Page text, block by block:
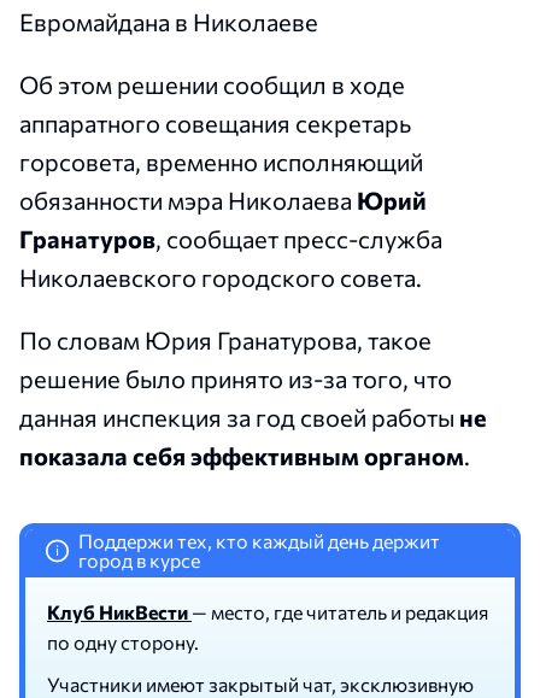
Евромайдана в Николаеве
Об этом решении сообщил в ходе
аппаратного совещания секретарь
горсовета, временно исполняющий
обязанности мэра Николаева Юрий
Гранатуров, сообщает пресс-служба
Николаевского городского совета.
По словам Юрия Гранатурова, такое
решение было принято из-за того, что
данная инспекция за год своей работы не
показала себя эффективным органом.
i
Поддержи тех, кто каждый день держит
город в курсе
Клуб НикВести — место, где читатель и редакция
по одну сторону.
Участники имеют закрытый чат, эксклюзивную